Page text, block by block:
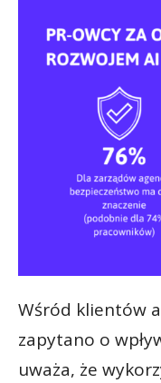
Wśród klientów
zapytano o
uważa, że